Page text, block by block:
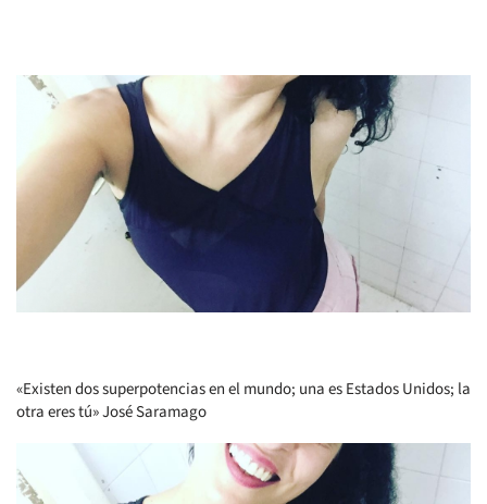
«Existen dos superpotencias en el mundo; una es Estados Unidos; la
otra eres tú» José Saramago